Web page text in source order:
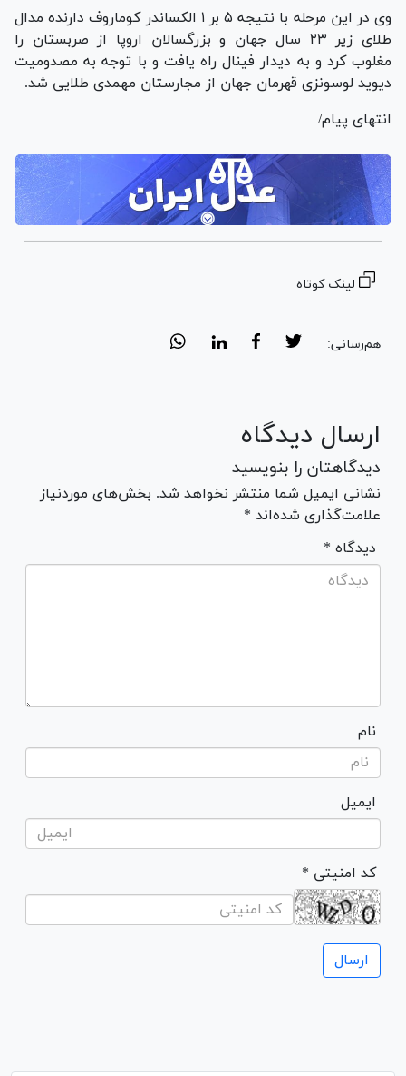
وی در این مرحله با نتیجه ۵ بر ۱ الکساندر کوماروف دارنده مدال
طلای زیر ۲۳ سال جهان و بزرگسالان اروپا از صربستان را
مغلوب کرد و به دیدار فینال راه یافت و با توجه به مصدومیت
دیوید لوسونزی قهرمان جهان از مجارستان مهمدی طلایی شد.
انتهای پیام/
لینک کوتاه
هم‌رسانی:
ارسال دیدگاه
دیدگاهتان را بنویسید
نشانی ایمیل شما منتشر نخواهد شد. بخش‌های موردنیاز
علامت‌گذاری شده‌اند *
* دیدگاه
نام
ایمیل
* کد امنیتی